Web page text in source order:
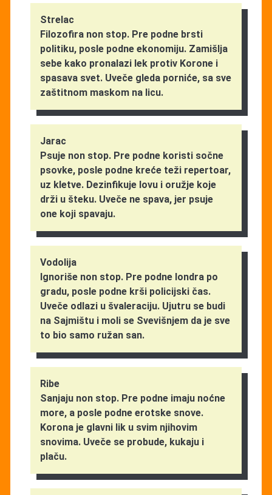
Strelac
Filozofira non stop. Pre podne brsti
politiku, posle podne ekonomiju. Zamišlja
sebe kako pronalazi lek protiv Korone i
spasava svet. Uveče gleda porniće, sa sve
zaštitnom maskom na licu.
Jarac
Psuje non stop. Pre podne koristi sočne
psovke, posle podne kreće teži repertoar,
uz kletve. Dezinfikuje lovu i oružje koje
drži u šteku. Uveče ne spava, jer psuje
one koji spavaju.
Vodolija
Ignoriše non stop. Pre podne londra po
gradu, posle podne krši policijski čas.
Uveče odlazi u švaleraciju. Ujutru se budi
na Sajmištu i moli se Svevišnjem da je sve
to bio samo ružan san.
Ribe
Sanjaju non stop. Pre podne imaju noćne
more, a posle podne erotske snove.
Korona je glavni lik u svim njihovim
snovima. Uveče se probude, kukaju i
plaču.